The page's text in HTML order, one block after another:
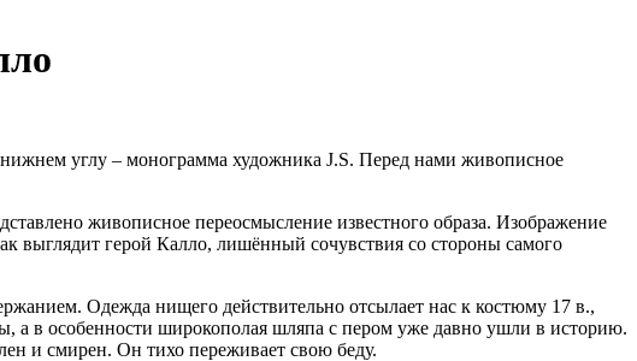
углу – монограмма художника J.S. Перед нами живописное
живописное переосмысление известного образа. Изображение
выглядит герой Калло, лишённый сочувствия со стороны самого
Одежда нищего действительно отсылает нас к костюму 17 в.,
а в особенности широкополая шляпа с пером уже давно ушли в историю.
и смирен. Он тихо переживает свою беду.